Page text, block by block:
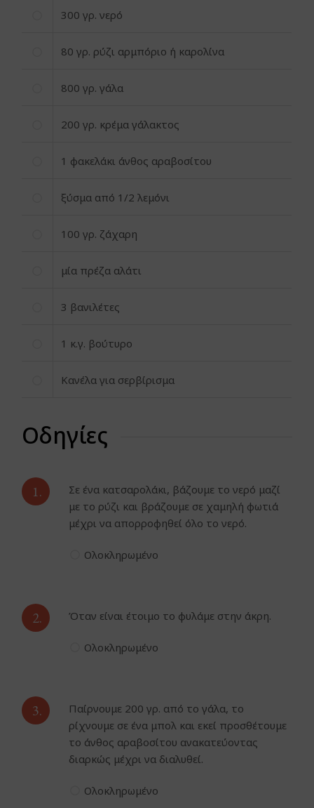
300 γρ. νερό
80 γρ. ρύζι αρμπόριο ή καρολίνα
800 γρ. γάλα
200 γρ. κρέμα γάλακτος
1 φακελάκι άνθος αραβοσίτου
ξύσμα από 1/2 λεμόνι
100 γρ. ζάχαρη
μία πρέζα αλάτι
3 βανιλέτες
1 κ.γ. βούτυρο
Κανέλα για σερβίρισμα
Οδηγίες
1.
Σε ένα κατσαρολάκι, βάζουμε το νερό μαζί
με το ρύζι και βράζουμε σε χαμηλή φωτιά
μέχρι να απορροφηθεί όλο το νερό.
Ολοκληρωμένο
2. Όταν είναι έτοιμο το φυλάμε στην άκρη.
Ολοκληρωμένο
3.
Παίρνουμε 200 γρ. από το γάλα, το
ρίχνουμε σε ένα μπολ και εκεί προσθέτουμε
το άνθος αραβοσίτου ανακατεύοντας
διαρκώς μέχρι να διαλυθεί.
Ολοκληρωμένο